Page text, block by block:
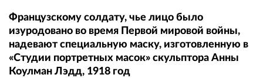
Французскому солдату, чье лицо было
изуродовано во время Первой мировой войны,
надевают специальную маску, изготовленную в
«Студии портретных масок» скульптора Анны
Коулман Лэдд, 1918 год